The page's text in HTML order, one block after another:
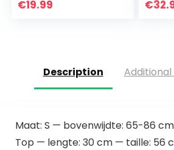
sportpak, top +
€19.99 €
Description
Maat: S — bovenwijdte: 65-86
Top — lengte: 30 cm — taille: 56